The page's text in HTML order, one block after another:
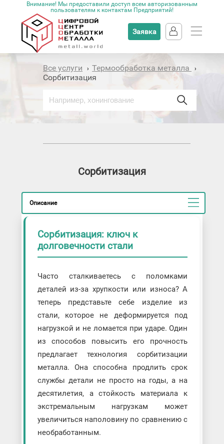
Внимание! Мы предоставили доступ всем авторизованным
пользователям к контактам Предприятий!
Заявка
Все услуги › Термообработка металла ›
Сорбитизация
Сорбитизация
Описание
Сорбитизация: ключ к
долговечности стали
Часто сталкиваетесь с поломками
деталей из-за хрупкости или износа? А
теперь представьте себе изделие из
стали, которое не деформируется под
нагрузкой и не ломается при ударе. Один
из способов повысить его прочность
предлагает технология сорбитизации
металла. Она способна продлить срок
службы детали не просто на годы, а на
десятилетия, а стойкость материала к
экстремальным нагрузкам может
увеличиться наполовину по сравнению с
необработанным.